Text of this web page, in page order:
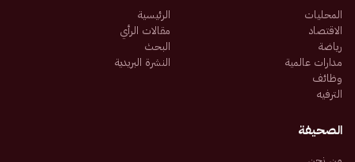
المحليات
الاقتصاد
رياضة
مدارات عالمية
وظائف
الترفيه
الرئيسية
مقالات الرأي
البحث
النشرة البريدية
الصحيفة